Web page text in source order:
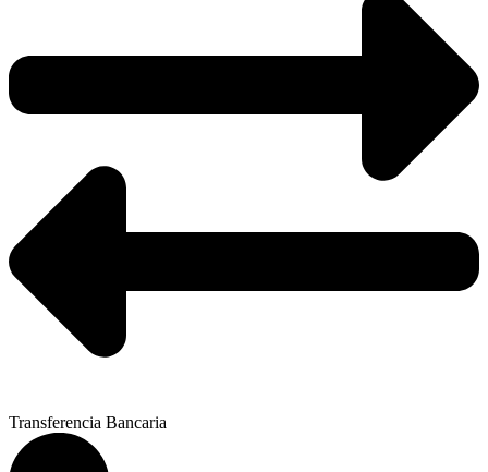
Transferencia Bancaria